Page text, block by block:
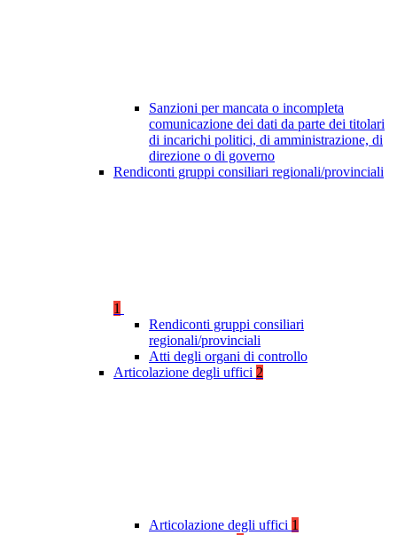
Sanzioni per mancata o incompleta
comunicazione dei dati da parte dei titolari
di incarichi politici, di amministrazione, di
direzione o di governo
Rendiconti gruppi consiliari regionali/provinciali
1
Rendiconti gruppi consiliari
regionali/provinciali
Atti degli organi di controllo
Articolazione degli uffici 2
Articolazione degli uffici 1